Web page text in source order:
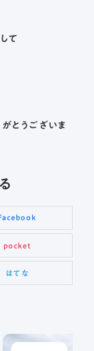
て
とうございま
Facebook
pocket
はてな